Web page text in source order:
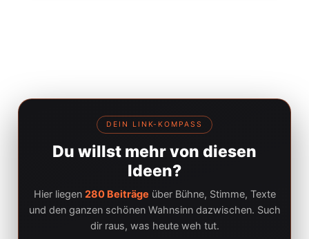
DEIN LINK-KOMPASS
Du willst mehr von diesen
Ideen?
Hier liegen 280 Beiträge über Bühne, Stimme, Texte
und den ganzen schönen Wahnsinn dazwischen. Such
dir raus, was heute weh tut.